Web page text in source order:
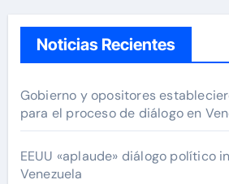
Noticias Recientes
Gobierno y opositores
para el proceso de diálogo en
EEUU «aplaude» diálogo político
Venezuela